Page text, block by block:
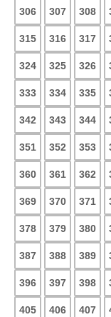
306 307 308
315 316 317
324 325 326
333 334 335
342 343 344
351 352 353
360 361 362
369 370 371
378 379 380
387 388 389
396 397 398
405 406 407